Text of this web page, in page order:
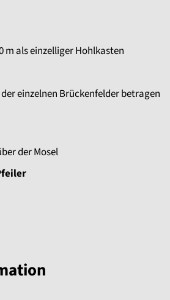
m als einzelliger Hohlkasten
einzelnen Brückenfelder betragen
der Mosel